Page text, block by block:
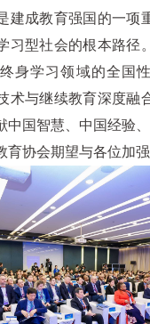
建成教育强国的一项
习型社会的根本路径
身学习领域的全国
术与继续教育深度融
中国智慧、中国经验、
育协会期望与各位加强